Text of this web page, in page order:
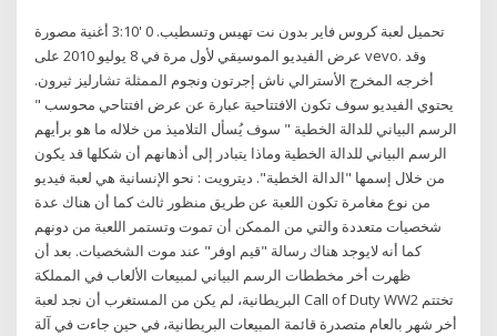
تحميل لعبة كروس فاير بدون نت تهيس وتسطيب. 0 '3:10 أغنية مصورة
عرض الفيديو الموسيقي لأول مرة في 8 يوليو 2010 على vevo. وقد
أخرجه المخرج الأسترالي ناش إجرتون ونجوم الممثلة تشارليز ثيرون.
يحتوي الفيديو سوف تكون الافتتاحية عبارة عن عرض افتتاحي محوسب "
الرسم البياني للدالة الخطية " سوف يُسأل التلاميذ من خلاله ما هو برأيهم
الرسم البياني للدالة الخطية وماذا يتبادر إلى أذهانهم أن شكلها قد يكون
من خلال إسمها "الدالة الخطية". ديترويت : نحو الإنسانية هي لعبة فيديو
من نوع مغامرة تكون اللعبة عن طريق منظور ثالث كما أن هناك عدة
شخصيات متعددة والتي من الممكن أن تموت وتستمر اللعبة من دونهم
كما أنه لايوجد هناك رسالة "قيم اوفر" عند موت الشخصيات. بعد أن
ظهرت أخر مخططات الرسم البياني لمبيعات الألعاب في المملكة
البريطانية، لم يكن من المستغرب أن نجد لعبة Call of Duty WW2 تختتم
أخر شهر بالعام متصدرة قائمة المبيعات البريطانية، في حين جاءت في آلة